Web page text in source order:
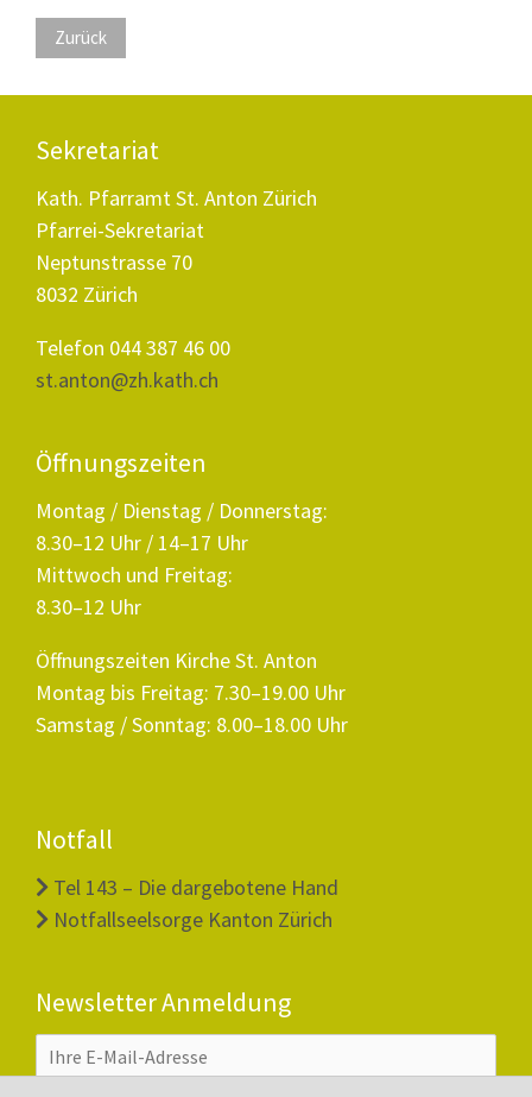
Zurück
Sekretariat
Kath. Pfarramt St. Anton Zürich
Pfarrei-Sekretariat
Neptunstrasse 70
8032 Zürich
Telefon 044 387 46 00
st.anton@zh.kath.ch
Öffnungszeiten
Montag / Dienstag / Donnerstag:
8.30–12 Uhr / 14–17 Uhr
Mittwoch und Freitag:
8.30–12 Uhr
Öffnungszeiten Kirche St. Anton
Montag bis Freitag: 7.30–19.00 Uhr
Samstag / Sonntag: 8.00–18.00 Uhr
Notfall
Tel 143 – Die dargebotene Hand
Notfallseelsorge Kanton Zürich
Newsletter Anmeldung